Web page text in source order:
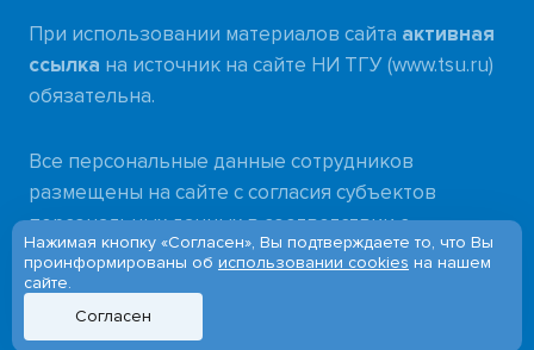
При использовании материалов сайта активная
ссылка на источник на сайте НИ ТГУ (www.tsu.ru)
обязательна.
Все персональные данные сотрудников
размещены на сайте с согласия субъектов
персональных данных в соответствии с
требованиями
Федерального закона от 27.07.2006 № 152-ФЗ
«О персональных данных»
Нажимая кнопку «Согласен», Вы подтверждаете то, что Вы
проинформированы об использовании cookies на нашем
сайте.
Согласен